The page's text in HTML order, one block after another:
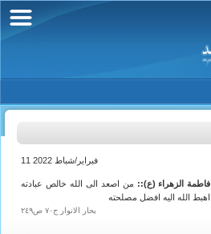
11 فبراير/شباط 2022
فاطمة الزهراء (ع):: من اصعد الى الله خالص عبادته
اهبط الله اليه افضل مصلحته
بحار الانوار ج٧٠ ص٢٤٩